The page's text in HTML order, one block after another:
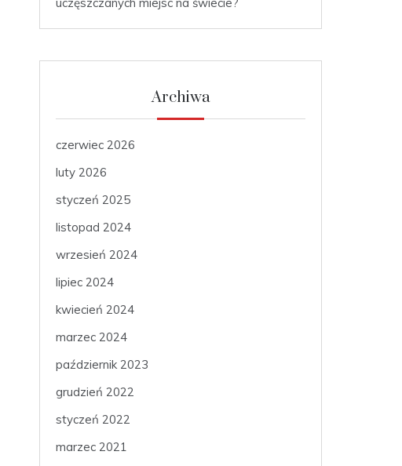
Archiwa
czerwiec 2026
luty 2026
styczeń 2025
listopad 2024
wrzesień 2024
lipiec 2024
kwiecień 2024
marzec 2024
październik 2023
grudzień 2022
styczeń 2022
marzec 2021